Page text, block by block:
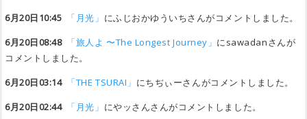
6月20日10:45
「月光」 にふじおかゆういちさんがコメントしました。
6月20日08:48
「旅人よ 〜The Longest Journey」 にsawadanさんが
コメントしました。
6月20日03:14
「THE TSURAI」 にちぢぃーさんがコメントしました。
6月20日02:44
「月光」 にやッさんさんがコメントしました。